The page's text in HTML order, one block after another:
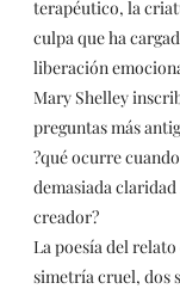
terapéutico, la
culpa que ha
liberación
Mary Shelley
preguntas más
?qué ocurre
demasiada
creador?
La poesía del relato
simetría cruel, dos